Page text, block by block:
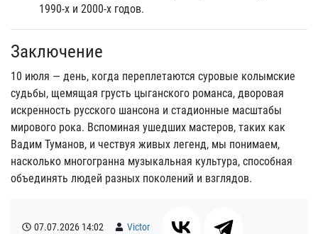
1990-х и 2000-х годов.
Заключение
10 июля — день, когда переплетаются суровые колымские
судьбы, щемящая грусть цыганского романса, дворовая
искренность русского шансона и стадионные масштабы
мирового рока. Вспоминая ушедших мастеров, таких как
Вадим Туманов, и чествуя живых легенд, мы понимаем,
насколько многогранна музыкальная культура, способная
объединять людей разных поколений и взглядов.
07.07.2026 14:02 Victor